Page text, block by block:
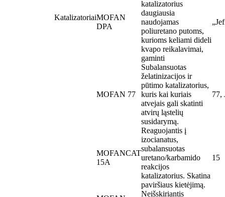
KatalizatoriaiMOFAN
DPA
katalizatorius
daugiausia
naudojamas
poliuretano putoms,
kurioms keliami dideli
kvapo reikalavimai,
gaminti
MOFAN 77
Subalansuotas
želatinizacijos ir
pūtimo katalizatorius,
kuris kai kuriais
atvejais gali skatinti
atvirų ląstelių
susidarymą.
77,
MOFANCAT
15A
Reaguojantis į
izocianatus,
subalansuotas
uretano/karbamido
reakcijos
katalizatorius. Skatina
paviršiaus kietėjimą.
15
Neišskiriantis